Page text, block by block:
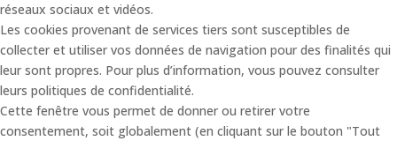
réseaux sociaux et vidéos.
Les cookies provenant de services tiers sont susceptibles de
collecter et utiliser vos données de navigation pour des finalités qui
leur sont propres. Pour plus d’information, vous pouvez consulter
leurs politiques de confidentialité.
Cette fenêtre vous permet de donner ou retirer votre
consentement, soit globalement (en cliquant sur le bouton "Tout